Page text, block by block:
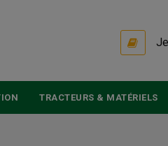
TRACTEURS & MATÉRIELS